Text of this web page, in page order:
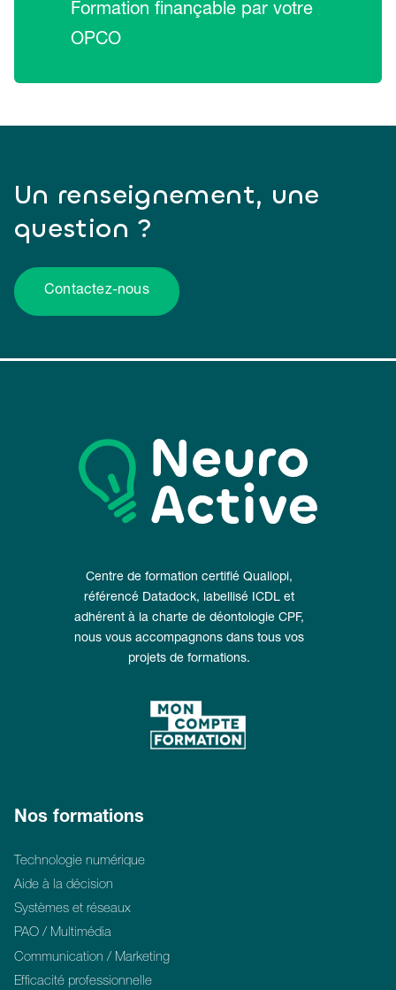
Formation finançable par votre
OPCO
Un renseignement, une
question ?
Contactez-nous
Centre de formation certifié Qualiopi,
référencé Datadock, labellisé ICDL et
adhérent à la charte de déontologie CPF,
nous vous accompagnons dans tous vos
projets de formations.
Nos formations
Technologie numérique
Aide à la décision
Systèmes et réseaux
PAO / Multimédia
Communication / Marketing
Efficacité professionnelle